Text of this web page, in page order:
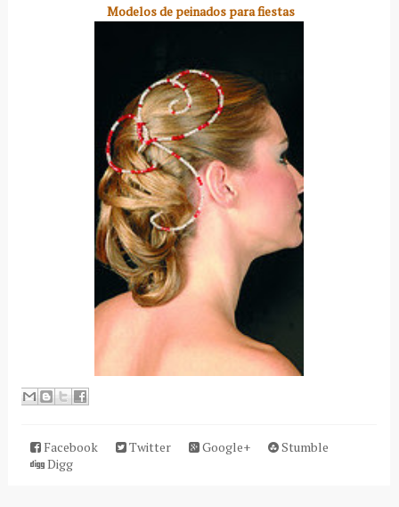
Modelos de peinados para fiestas
Facebook Twitter Google+
Stumble
Digg